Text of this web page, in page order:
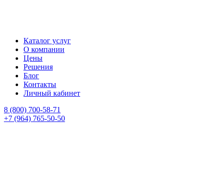
Каталог услуг
О компании
Цены
Решения
Блог
Контакты
Личный кабинет
8 (800) 700-58-71
+7 (964) 765-50-50